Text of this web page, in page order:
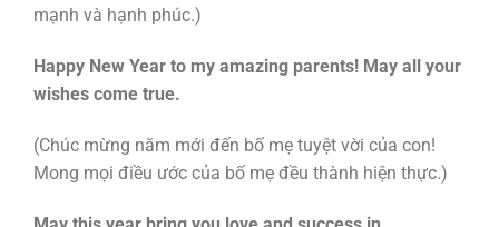
mạnh và hạnh phúc.)
Happy New Year to my amazing parents! May all your
wishes come true.
(Chúc mừng năm mới đến bố mẹ tuyệt vời của con!
Mong mọi điều ước của bố mẹ đều thành hiện thực.)